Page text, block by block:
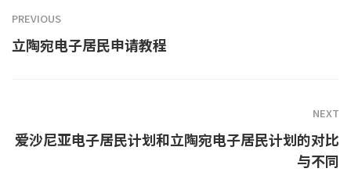
PREVIOUS
立陶宛电子居民申请教程
NEXT
爱沙尼亚电子居民计划和立陶宛电子居民计划的对比
与不同